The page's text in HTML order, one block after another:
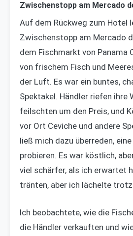
Zwischenstopp am Mercado
Auf dem Rückweg zum Hotel
Zwischenstopp am Mercado
dem Fischmarkt von Panama
von frischem Fisch und
der Luft. Es war ein buntes,
Spektakel. Händler riefen ihre
feilschten um den Preis, und
vor Ort Ceviche und andere
ließ mich dazu überreden,
probieren. Es war köstlich,
viel schärfer, als ich erwartet
tränten, aber ich lächelte
Ich beobachtete, wie die
die Händler verkauften und